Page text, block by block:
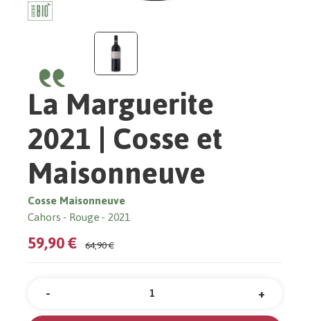
La Marguerite
2021 | Cosse et
Maisonneuve
Cosse Maisonneuve
Cahors Rouge 2021
64,90 €
59,90 €
Quantité +
-